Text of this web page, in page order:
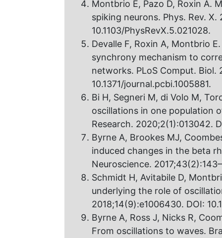
Montbrio E, Pazo D, Roxin A.
spiking neurons. Phys. Rev. X.
10.1103/PhysRevX.5.021028.
Devalle F, Roxin A, Montbrio
synchrony mechanism to
networks. PLoS Comput. Biol.
10.1371/journal.pcbi.1005881.
Bi H, Segneri M, di Volo M,
oscillations in one population
Research. 2020;2(1):013042.
Byrne A, Brookes MJ,
induced changes in the beta
Neuroscience.
Schmidt H, Avitabile D,
underlying the role of
2018;14(9):e1006430. DOI:
Byrne A, Ross J, Nicks R,
From oscillations to waves.